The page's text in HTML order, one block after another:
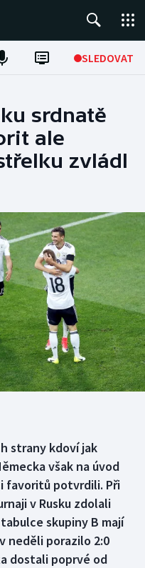
SLEDOVAT
srdnatě
ale
zvládl
strany kdoví jak
však na úvod
favoritů potvrdili. Při
v Rusku zdolali
skupiny B mají
neděli porazilo 2:0
dostali poprvé od